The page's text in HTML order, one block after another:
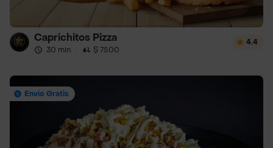
Caprichitos Pizza
30 min · $ 7500
4.4
Envío Gratis